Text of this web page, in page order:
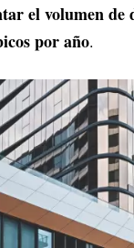
el volumen
por año.